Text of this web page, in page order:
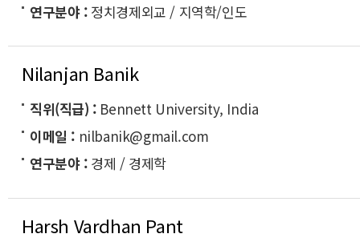
연구분야 정치경제외교 / 지역학/인도
Nilanjan Banik
직위(직급)
Bennett University, India
이메일
nilbanik@gmail.com
연구분야 경제 / 경제학
Harsh Vardhan Pant